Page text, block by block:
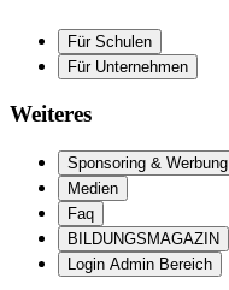
Für Schulen
Für Unternehmen
Weiteres
Sponsoring & Werbung
Medien
Faq
BILDUNGSMAGAZIN
Login Admin Bereich